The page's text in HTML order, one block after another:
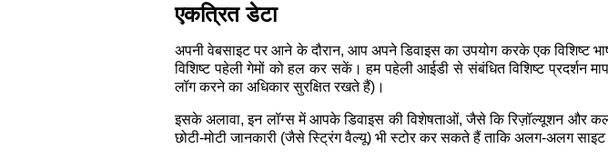
एकत्रित डेटा
अपनी वेबसाइट पर आने के दौरान, आप अपने डिवाइस का उपयोग करके एक विशिष्ट
विशिष्ट पहेली गेमों को हल कर सकें। हम पहेली आईडी से संबंधित विशिष्ट
लॉग करने का अधिकार सुरक्षित रखते हैं)।
इसके अलावा, इन लॉग्स में आपके डिवाइस की विशेषताओं, जैसे कि रिज़ॉल्यूशन और
छोटी-मोटी जानकारी (जैसे स्ट्रिंग वैल्यू) भी स्टोर कर सकते हैं ताकि अलग-अलग